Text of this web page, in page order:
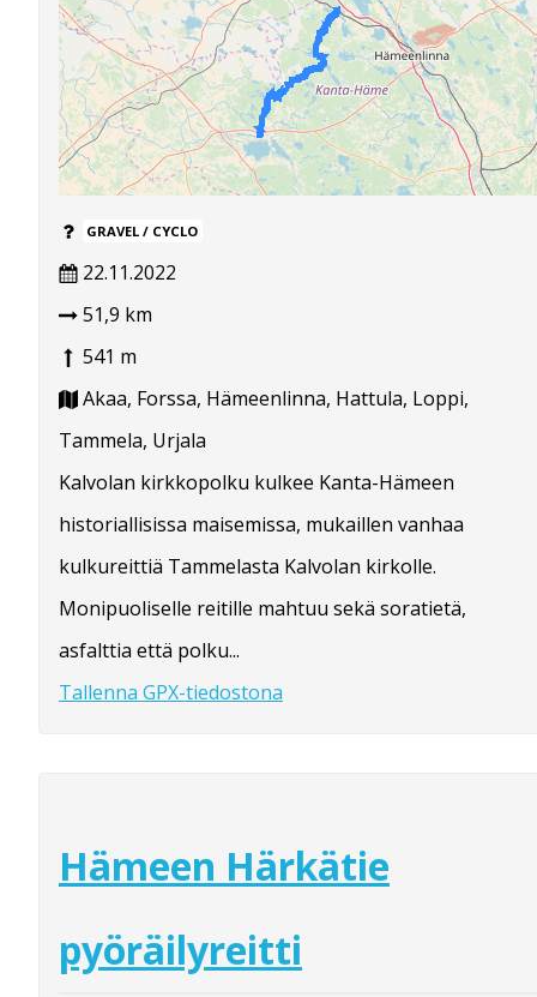
GRAVEL / CYCLO
22.11.2022
51,9 km
541 m
Akaa, Forssa, Hämeenlinna, Hattula, Loppi,
Tammela, Urjala
Kalvolan kirkkopolku kulkee Kanta-Hämeen
historiallisissa maisemissa, mukaillen vanhaa
kulkureittiä Tammelasta Kalvolan kirkolle.
Monipuoliselle reitille mahtuu sekä soratietä,
asfalttia että polku...
Tallenna GPX-tiedostona
Hämeen Härkätie
pyöräilyreitti